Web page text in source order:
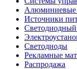
Алюминиевые
Источники
Светодиодный
Светодиоды
Рекламные
Распродажа